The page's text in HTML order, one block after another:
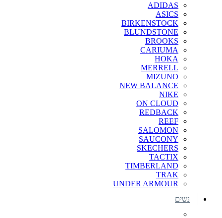
ADIDAS
ASICS
BIRKENSTOCK
BLUNDSTONE
BROOKS
CARIUMA
HOKA
MERRELL
MIZUNO
NEW BALANCE
NIKE
ON CLOUD
REDBACK
REEF
SALOMON
SAUCONY
SKECHERS
TACTIX
TIMBERLAND
TRAK
UNDER ARMOUR
נשים